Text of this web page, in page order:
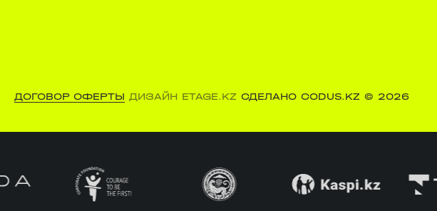
ДОГОВОР ОФЕРТЫ ДИЗАЙН ETAGE.KZ СДЕЛАНО CODUS.KZ © 2026